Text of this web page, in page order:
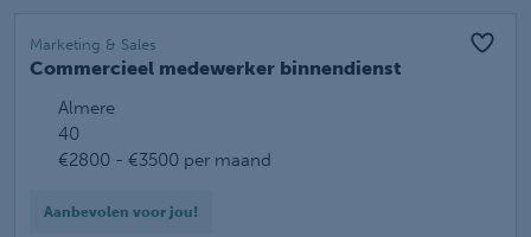
Marketing & Sales
Commercieel medewerker binnendienst
Almere
40
€2800 - €3500 per maand
Aanbevolen voor jou!